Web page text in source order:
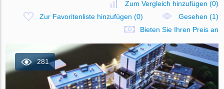
Zum Vergleich hinzufügen (0)
Zur Favoritenliste hinzufügen (0)
Gesehen (1)
Bieten Sie Ihren Preis an
281